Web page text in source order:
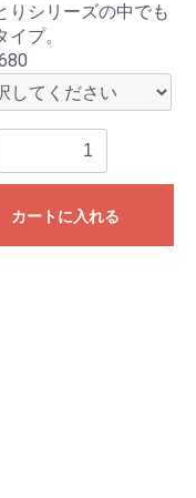
りシリーズの中でも
イプ。
カートに入れる